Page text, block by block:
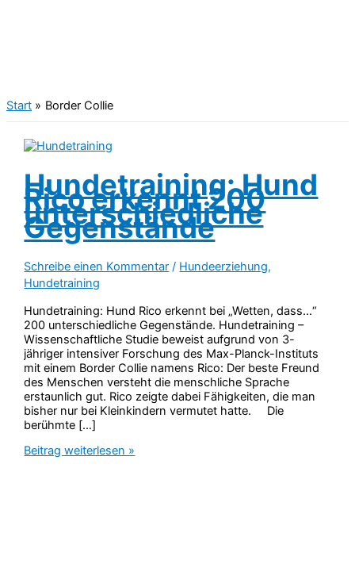
Start Border Collie
Hundetraining: Hund
Rico erkennt 200
unterschiedliche
Gegenstände
Schreibe einen Kommentar / Hundeerziehung,
Hundetraining
Hundetraining: Hund Rico erkennt bei „Wetten, dass…“
200 unterschiedliche Gegenstände. Hundetraining –
Wissenschaftliche Studie beweist aufgrund von 3-
jähriger intensiver Forschung des Max-Planck-Instituts
mit einem Border Collie namens Rico: Der beste Freund
des Menschen versteht die menschliche Sprache
erstaunlich gut. Rico zeigte dabei Fähigkeiten, die man
bisher nur bei Kleinkindern vermutet hatte. Die
berühmte […]
Hundetraining:
Beitrag weiterlesen »